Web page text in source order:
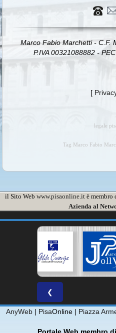
Marco Fabio Marchetti - C.F.
P.IVA 00321088882 -
[
legale
Tag Marco Fabio
il Sito Web www.pisaonline.itè membro
Azienda al
❮
AnyWeb | PisaOnline | Piazza
Portale Web membro di